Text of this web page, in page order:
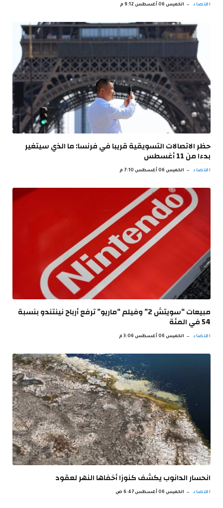
اقتصاد الخميس 06 أغسطس 9:12 م
حظر الاتصالات التسويقية قريبا في فرنسا: ما الذي سيتغير
بدءا من 11 أغسطس
اقتصاد الخميس 06 أغسطس 7:10 م
مبيعات “سويتش 2” وفيلم “ماريو” ترفع أرباح نينتندو بنسبة
54 في المئة
اقتصاد الخميس 06 أغسطس 3:06 م
انحسار الدانوب يكشف كنوزا أخفاها النهر لعقود
اقتصاد الخميس 06 أغسطس 6:47 ص